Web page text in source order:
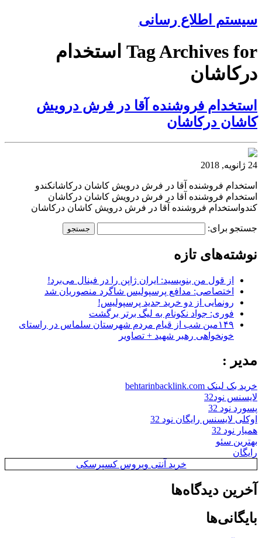
سیستم اطلاع رسانی
Tag Archives for استخدام
درکاشان
استخدام فروشنده آقا در فرش درویش
کاشان درکاشان
24 ژانویه, 2018
استخدام فروشنده آقا در فرش درویش کاشان درکاشانکندو
استخدام فروشنده آقا در فرش درویش کاشان درکاشان
کندواستخدام فروشنده آقا در فرش درویش کاشان درکاشان
جستجو برای:
نوشته‌های تازه
از قول من بنویسید: ایران ژاپن را در فینال می‌برد!
اختصاصی: مدافع پرسپولیس شاگرد منصوریان شد
رونمایی از دو خرید جدید پرسپولیس!
فوری: جواد نکونام به لیگ برتر برگشت
۱۴۹مین شب از قیام مردم شهرستان سلماس در راستای
خونخواهی رهبر شهید + تصاویر
مدیر :
خرید بک لینک behtarinbacklink.com
لایسنس نود32
پسورد نود 32
اوکلی لایسنس رایگان نود 32
همیار نود 32
بهترین سئو
رایگان
خرید آنتی ویروس کسپرسکی
آخرین دیدگاه‌ها
بایگانی‌ها